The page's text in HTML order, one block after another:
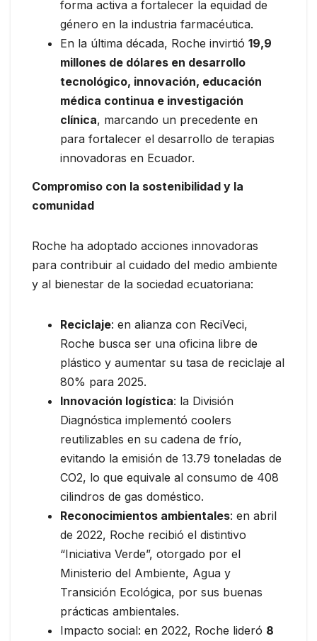
forma activa a fortalecer la equidad de
género en la industria farmacéutica.
En la última década, Roche invirtió 19,9
millones de dólares en desarrollo
tecnológico, innovación, educación
médica continua e investigación
clínica, marcando un precedente en
para fortalecer el desarrollo de terapias
innovadoras en Ecuador.
Compromiso con la sostenibilidad y la
comunidad
Roche ha adoptado acciones innovadoras
para contribuir al cuidado del medio ambiente
y al bienestar de la sociedad ecuatoriana:
Reciclaje: en alianza con ReciVeci,
Roche busca ser una oficina libre de
plástico y aumentar su tasa de reciclaje al
80% para 2025.
Innovación logística: la División
Diagnóstica implementó coolers
reutilizables en su cadena de frío,
evitando la emisión de 13.79 toneladas de
CO2, lo que equivale al consumo de 408
cilindros de gas doméstico.
Reconocimientos ambientales: en abril
de 2022, Roche recibió el distintivo
“Iniciativa Verde”, otorgado por el
Ministerio del Ambiente, Agua y
Transición Ecológica, por sus buenas
prácticas ambientales.
Impacto social: en 2022, Roche lideró 8